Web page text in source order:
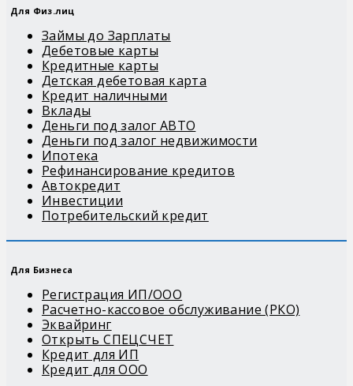
Для Физ.лиц
Займы до Зарплаты
Дебетовые карты
Кредитные карты
Детская дебетовая карта
Кредит наличными
Вклады
Деньги под залог АВТО
Деньги под залог недвижимости
Ипотека
Рефинансирование кредитов
Автокредит
Инвестиции
Потребительский кредит
Для Бизнеса
Регистрация ИП/ООО
Расчетно-кассовое обслуживание (РКО)
Эквайринг
Открыть СПЕЦСЧЕТ
Кредит для ИП
Кредит для ООО